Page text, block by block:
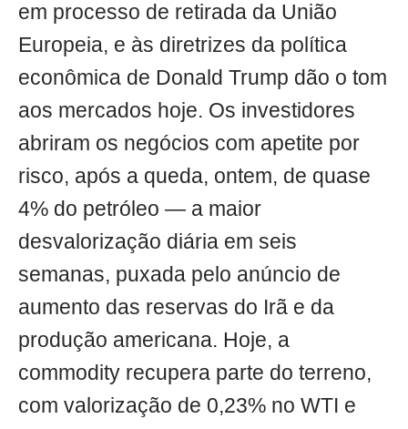
em processo de retirada da União
Europeia, e às diretrizes da política
econômica de Donald Trump dão o tom
aos mercados hoje. Os investidores
abriram os negócios com apetite por
risco, após a queda, ontem, de quase
4% do petróleo — a maior
desvalorização diária em seis
semanas, puxada pelo anúncio de
aumento das reservas do Irã e da
produção americana. Hoje, a
commodity recupera parte do terreno,
com valorização de 0,23% no WTI e